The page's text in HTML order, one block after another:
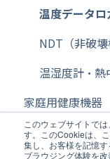
このウェブサイトで
す。このCookieは、
集し、お客様を記憶
ブラウジング体験を
その他【校正
その他【除電
その他【フ
その他【
その他【充
FFT 表示
FFT フロン
FFT 入力設定
FFT その他
試験機
温度データロ
NDT（非破壊
温湿度計・
家庭用健康機器
体温計
医療機器・業務